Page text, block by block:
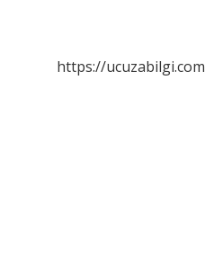
https://ucuzabilgi.com